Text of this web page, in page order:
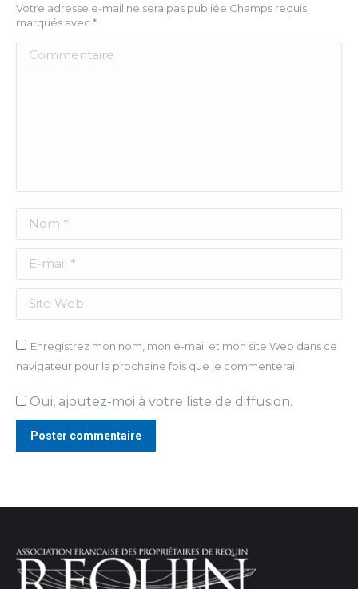
Votre adresse e-mail ne sera pas publiée Champs requis
marqués avec *
Commentaire
Nom *
E-mail *
Site Web
Enregistrez mon nom, mon e-mail et mon site Web dans ce
navigateur pour la prochaine fois que je commenterai.
Oui, ajoutez-moi à votre liste de diffusion.
Poster commentaire